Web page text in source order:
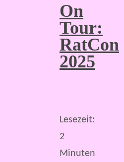
On
Tour:
RatCon
2025
Lesezeit:
2
Minuten